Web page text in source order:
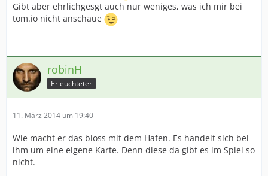
Gibt aber ehrlichgesgt auch nur weniges, was ich mir bei
tom.io nicht anschaue
robinH
Erleuchteter
11. März 2014 um 19:40
Wie macht er das bloss mit dem Hafen. Es handelt sich bei
ihm um eine eigene Karte. Denn diese da gibt es im Spiel so
nicht.